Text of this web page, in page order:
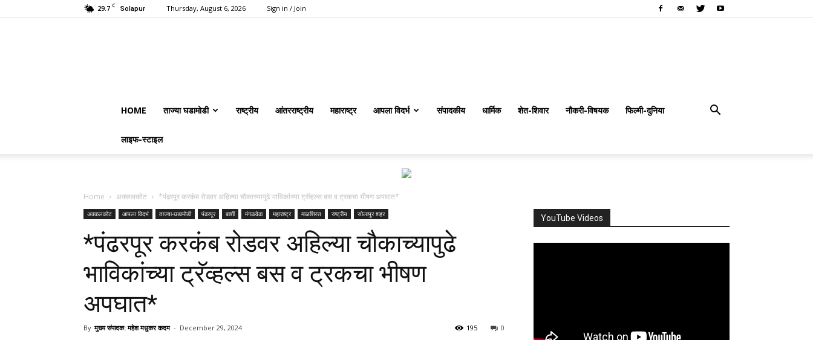
29.7 C Solapur Thursday, August 6, 2026 Sign in / Join
HOME ताज्या घडामोडी राष्ट्रीय आंतरराष्ट्रीय महाराष्ट्र आपला विदर्भ संपादकीय धार्मिक शेत-शिवार नौकरी-विषयक फिल्मी-दुनिया
लाइफ-स्टाइल
Home अक्कलकोट *पंढरपूर करकंब रोडवर अहिल्या चौकाच्यापुढे भाविकांच्या ट्रॅव्हल्स बस व ट्रकचा भीषण अपघात*
अक्कलकोट आपला विदर्भ ताज्या-घडामोडी पंढरपूर बार्शी मंगळवेढा महाराष्ट्र माळशिरस राष्ट्रीय सोलापूर शहर
*पंढरपूर करकंब रोडवर अहिल्या चौकाच्यापुढे
भाविकांच्या ट्रॅव्हल्स बस व ट्रकचा भीषण
अपघात*
By मुख्य संपादक: महेश मधुकर कदम - December 29, 2024 0
195
YouTube Videos